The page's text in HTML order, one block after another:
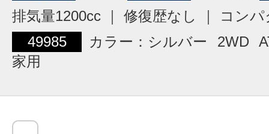
排気量1200cc ｜ 修復歴なし ｜ コン
49985
カラー：シルバー 2WD
家用